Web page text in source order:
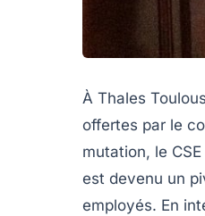
À Thales
offertes par le
mutation, le
est devenu un
employés. En